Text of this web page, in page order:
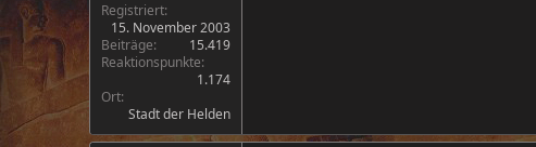
Registriert
15. November 2003
Beiträge
15.419
Reaktionspunkte
1.174
Ort
Stadt der Helden